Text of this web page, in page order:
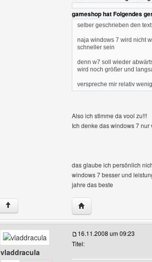
gameshop hat Folgendes
selber geschrieben den
naja windows 7 wird nicht
schneller sein
denn w7 soll wieder
wird noch größer und
verspreche mir relativ
Also ich stimme da vool zu!!!
Ich denke das windows 7
das glaube ich persönlich
windows 7 besser und
jahre das beste
↑ Website dieses
vladdracula
16.11.2008 um 09:23
Titel: